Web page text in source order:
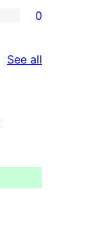
0
See all